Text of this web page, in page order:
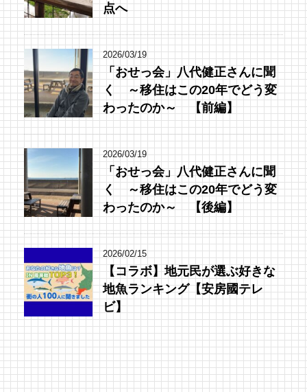
点へ
2026/03/19
「おせっ会」八代健正さんに聞
く ～移住はこの20年でどう変
わったのか～ 【前編】
2026/03/19
「おせっ会」八代健正さんに聞
く ～移住はこの20年でどう変
わったのか～ 【後編】
2026/02/15
【コラボ】地元民が選ぶ好きな
地魚ランキング【安房國テレ
ビ】